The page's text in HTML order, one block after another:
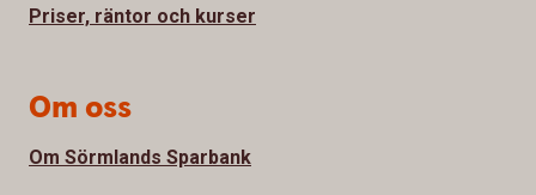
Priser, räntor och kurser
Om oss
Om Sörmlands Sparbank